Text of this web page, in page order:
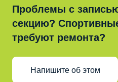
Проблемы с
секцию?
требуют ремонта?
Напишите об этом